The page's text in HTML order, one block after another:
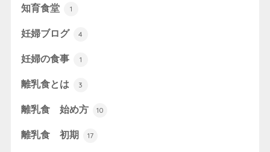
知育食堂 1
妊婦ブログ 4
妊婦の食事 1
離乳食とは 3
離乳食 始め方 10
離乳食 初期 17